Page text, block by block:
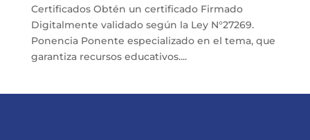
Certificados Obtén un certificado Firmado
Digitalmente validado según la Ley N°27269.
Ponencia Ponente especializado en el tema, que
garantiza recursos educativos....